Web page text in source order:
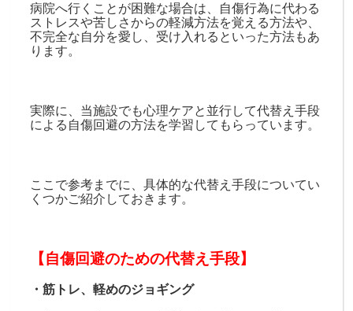
病院へ行くことが困難な場合は、自傷行為に代わる
ストレスや苦しさからの軽減方法を覚える方法や、
不完全な自分を愛し、受け入れるといった方法もあ
ります。
実際に、当施設でも心理ケアと並行して代替え手段
による自傷回避の方法を学習してもらっています。
ここで参考までに、具体的な代替え手段についてい
くつかご紹介しておきます。
【自傷回避のための代替え手段】
・筋トレ、軽めのジョギング